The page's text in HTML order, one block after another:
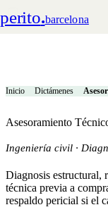
perito.barcelona
Inicio Dictámenes
Asesoramiento
Ingeniería civil ·
Diagnosis estructural,
técnica previa a
respaldo pericial si el